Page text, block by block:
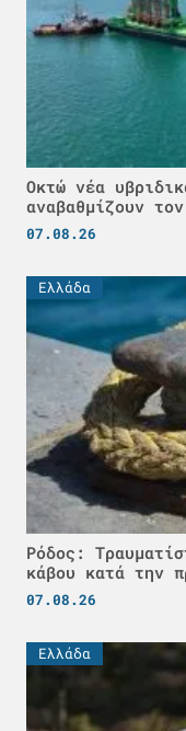
Οκτώ νέα
αναβαθμίζουν
07.08.26
Ελλάδα
Ρόδος:
κάβου κατά την
07.08.26
Ελλάδα